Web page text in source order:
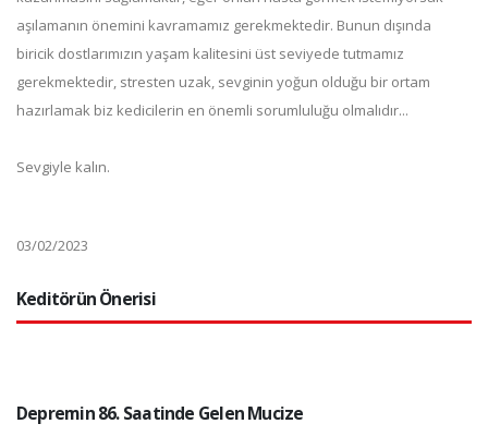
aşılamanın önemini kavramamız gerekmektedir. Bunun dışında
biricik dostlarımızın yaşam kalitesini üst seviyede tutmamız
gerekmektedir, stresten uzak, sevginin yoğun olduğu bir ortam
hazırlamak biz kedicilerin en önemli sorumluluğu olmalıdır...
Sevgiyle kalın.
03/02/2023
Keditörün Önerisi
Depremin 86. Saatinde Gelen Mucize